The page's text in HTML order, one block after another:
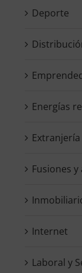
Deporte
Energías
Extranjería
Fusiones
Internet
Laboral y